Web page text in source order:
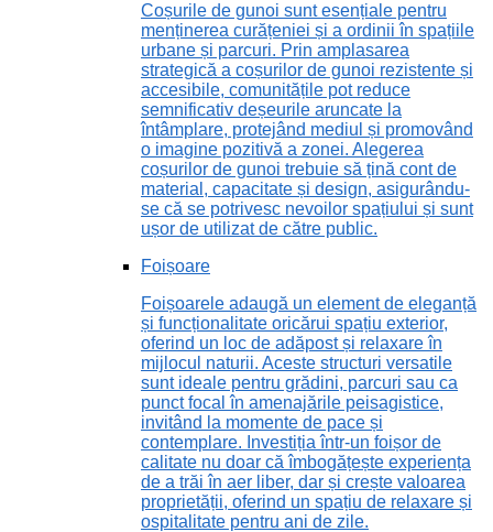
Coșurile de gunoi sunt esențiale pentru
menținerea curățeniei și a ordinii în spațiile
urbane și parcuri. Prin amplasarea
strategică a coșurilor de gunoi rezistente și
accesibile, comunitățile pot reduce
semnificativ deșeurile aruncate la
întâmplare, protejând mediul și promovând
o imagine pozitivă a zonei. Alegerea
coșurilor de gunoi trebuie să țină cont de
material, capacitate și design, asigurându-
se că se potrivesc nevoilor spațiului și sunt
ușor de utilizat de către public.
Foișoare
Foișoarele adaugă un element de eleganță
și funcționalitate oricărui spațiu exterior,
oferind un loc de adăpost și relaxare în
mijlocul naturii. Aceste structuri versatile
sunt ideale pentru grădini, parcuri sau ca
punct focal în amenajările peisagistice,
invitând la momente de pace și
contemplare. Investiția într-un foișor de
calitate nu doar că îmbogățește experiența
de a trăi în aer liber, dar și crește valoarea
proprietății, oferind un spațiu de relaxare și
ospitalitate pentru ani de zile.